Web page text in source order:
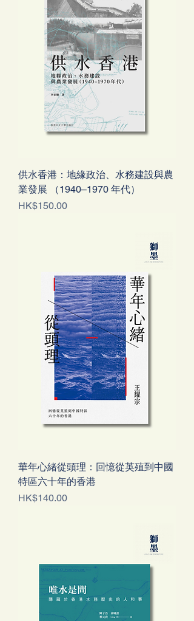
供水香港：地緣政治、水務建設與農
業發展 （1940–1970 年代）
價格
HK$150.00
華年心緒從頭理：回憶從英殖到中國
特區六十年的香港
價格
HK$140.00